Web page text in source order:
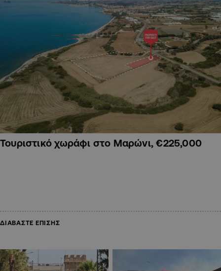
Τουριστικό χωράφι στο Μαρώνι, €225,000
ΔΙΑΒΑΣΤΕ ΕΠΙΣΗΣ